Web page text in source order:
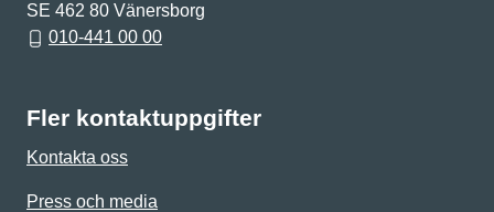
SE 462 80 Vänersborg
010-441 00 00
Fler kontaktuppgifter
Kontakta oss
Press och media